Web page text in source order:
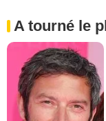
A tourné le